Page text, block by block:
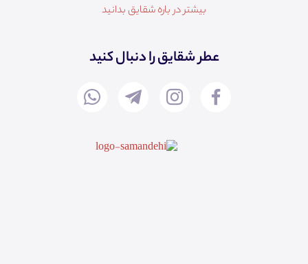
بیشتر در باره شقایق بدانید
عطر شقایق را دنبال کنید